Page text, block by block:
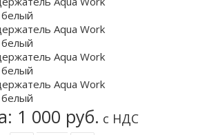
1 000 руб. с НДС